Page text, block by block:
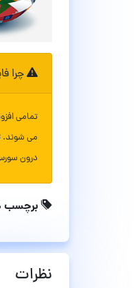
چرا
تمامی
می شوند.
درون
برچسب
نظرات